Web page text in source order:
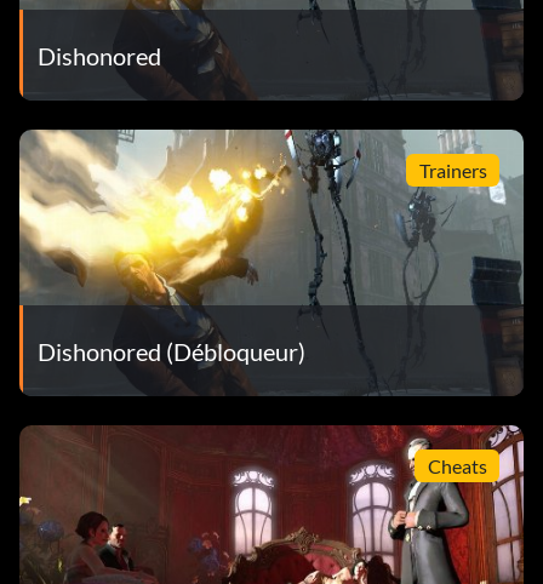
Dishonored
Trainers
Dishonored (Débloqueur)
Cheats